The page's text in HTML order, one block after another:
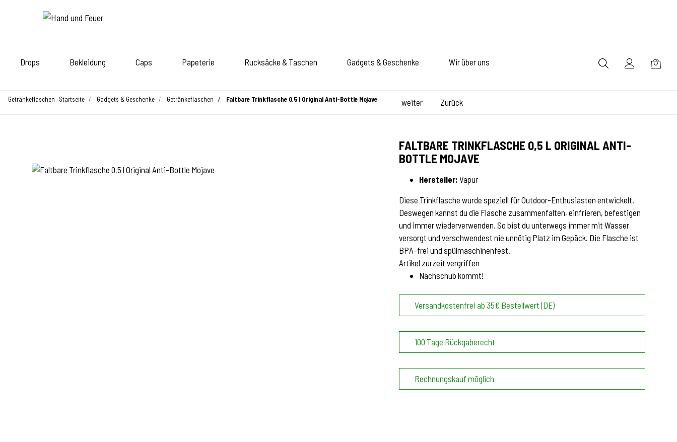
Drops Bekleidung Caps Papeterie Rucksäcke & Taschen Gadgets & Geschenke Wir über uns
Getränkeflaschen Startseite Gadgets & Geschenke Getränkeflaschen Faltbare Trinkflasche 0,5 l Original Anti-Bottle Mojave weiter Zurück
FALTBARE TRINKFLASCHE 0,5 L ORIGINAL ANTI-
BOTTLE MOJAVE
Hersteller: Vapur
Diese Trinkflasche wurde speziell für Outdoor-Enthusiasten entwickelt.
Deswegen kannst du die Flasche zusammenfalten, einfrieren, befestigen
und immer wiederverwenden. So bist du unterwegs immer mit Wasser
versorgt und verschwendest nie unnötig Platz im Gepäck. Die Flasche ist
BPA-frei und spülmaschinenfest.
Artikel zurzeit vergriffen
Nachschub kommt!
Versandkostenfrei ab 35€ Bestellwert (DE)
100 Tage Rückgaberecht
Rechnungskauf möglich